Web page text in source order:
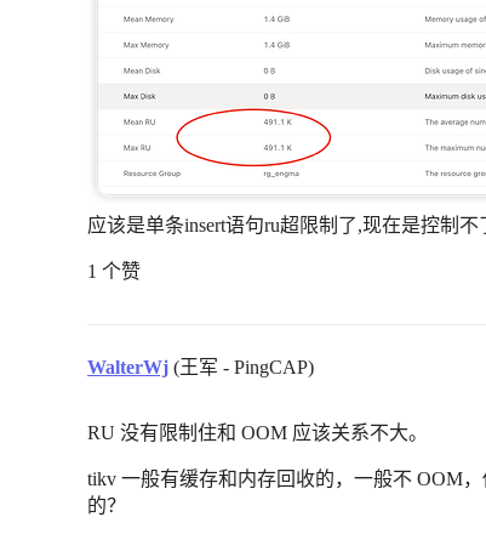
应该是单条insert语句ru超限制了,现在是控制不
1 个赞
WalterWj (王军 - PingCAP)
RU 没有限制住和 OOM 应该关系不大。
tikv 一般有缓存和内存回收的，一般不 OOM
的？